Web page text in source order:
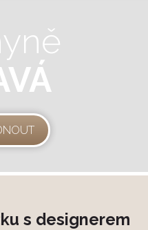
s designerem